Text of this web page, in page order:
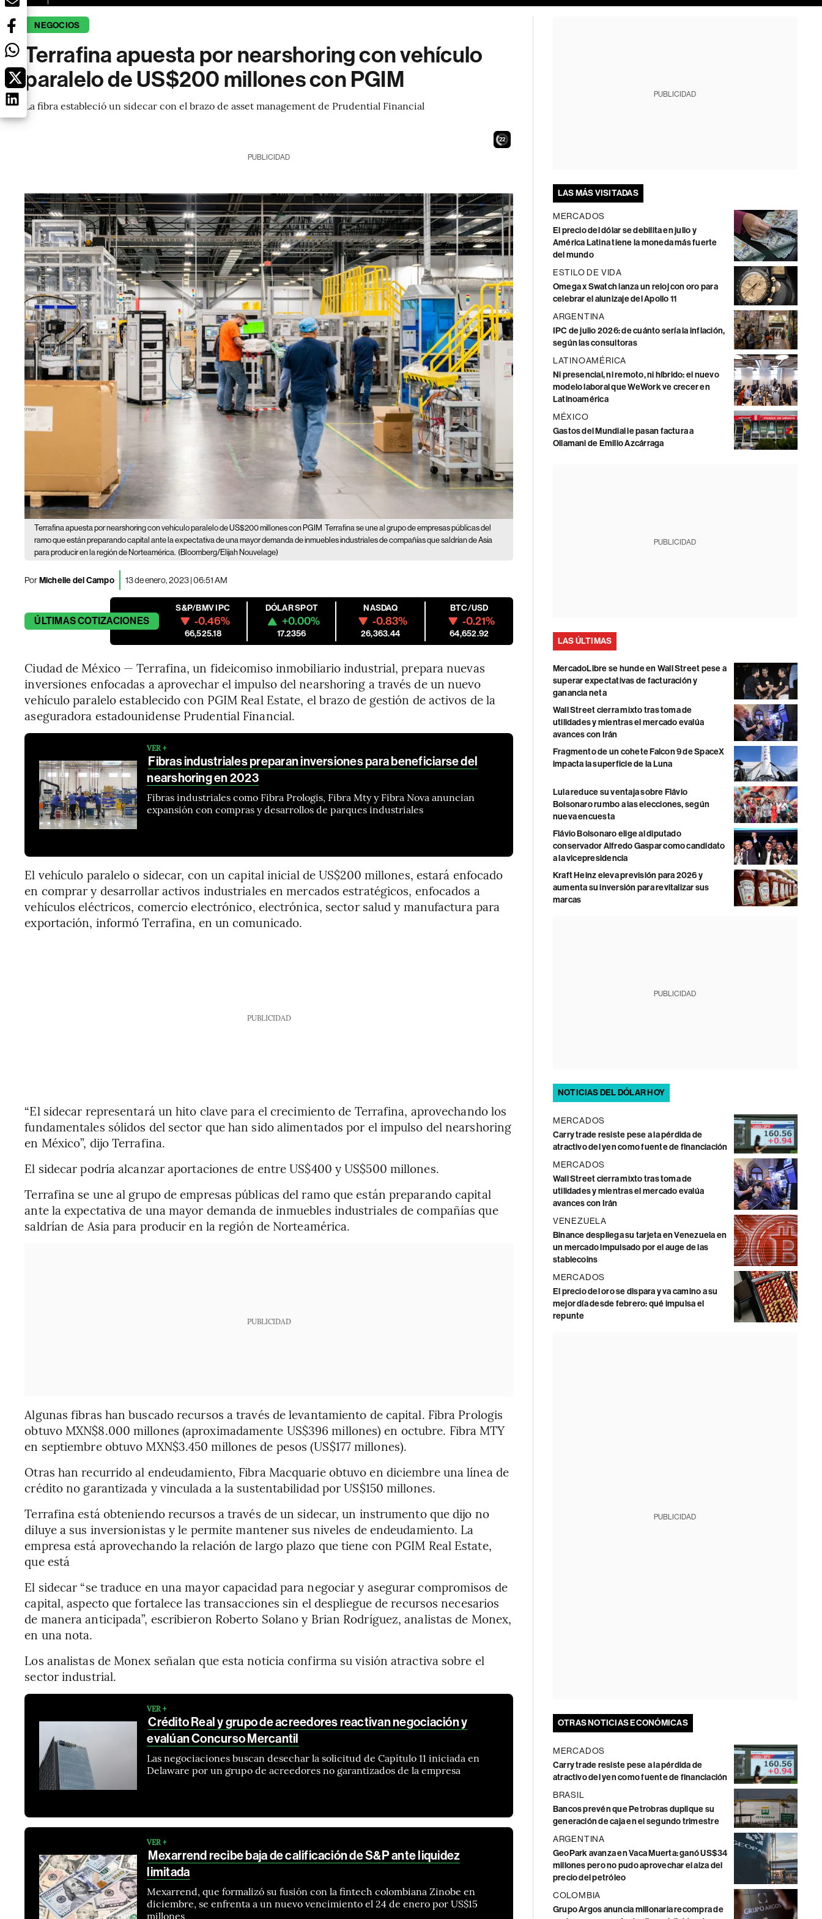
NEGOCIOS
Terrafina apuesta por nearshoring con vehículo
paralelo de US$200 millones con PGIM
La fibra estableció un sidecar con el brazo de asset management de Prudential Financial
21
PUBLICIDAD
Terrafina apuesta por nearshoring con vehículo paralelo de US$200 millones con PGIM Terrafina se une al grupo de empresas públicas del
ramo que están preparando capital ante la expectativa de una mayor demanda de inmuebles industriales de compañías que saldrían de Asia
para producir en la región de Norteamérica. (Bloomberg/Elijah Nouvelage)
PorMichelle del Campo 13 de enero, 2023 | 06:51 AM
ÚLTIMASCOTIZACIONES
S&P/BMV IPC
-0.46%
66,525.18
DÓLAR SPOT
+0.00%
17.2356
NASDAQ
-0.83%
26,363.44
BTC/USD
-0.21%
64,652.92
Ciudad de México — Terrafina, un fideicomiso inmobiliario industrial, prepara nuevas
inversiones enfocadas a aprovechar el impulso del nearshoring a través de un nuevo
vehículo paralelo establecido con PGIM Real Estate, el brazo de gestión de activos de la
aseguradora estadounidense Prudential Financial.
VER +
Fibras industriales preparan inversiones para beneficiarse del
nearshoring en 2023
Fibras industriales como Fibra Prologis, Fibra Mty y Fibra Nova anuncian
expansión con compras y desarrollos de parques industriales
El vehículo paralelo o sidecar, con un capital inicial de US$200 millones, estará enfocado
en comprar y desarrollar activos industriales en mercados estratégicos, enfocados a
vehículos eléctricos, comercio electrónico, electrónica, sector salud y manufactura para
exportación, informó Terrafina, en un comunicado.
PUBLICIDAD
“El sidecar representará un hito clave para el crecimiento de Terrafina, aprovechando los
fundamentales sólidos del sector que han sido alimentados por el impulso del nearshoring
en México”, dijo Terrafina.
El sidecar podría alcanzar aportaciones de entre US$400 y US$500 millones.
Terrafina se une al grupo de empresas públicas del ramo que están preparando capital
ante la expectativa de una mayor demanda de inmuebles industriales de compañías que
saldrían de Asia para producir en la región de Norteamérica.
PUBLICIDAD
Algunas fibras han buscado recursos a través de levantamiento de capital. Fibra Prologis
obtuvo MXN$8.000 millones (aproximadamente US$396 millones) en octubre. Fibra MTY
en septiembre obtuvo MXN$3.450 millones de pesos (US$177 millones).
Otras han recurrido al endeudamiento, Fibra Macquarie obtuvo en diciembre una línea de
crédito no garantizada y vinculada a la sustentabilidad por US$150 millones.
Terrafina está obteniendo recursos a través de un sidecar, un instrumento que dijo no
diluye a sus inversionistas y le permite mantener sus niveles de endeudamiento. La
empresa está aprovechando la relación de largo plazo que tiene con PGIM Real Estate,
que está
El sidecar “se traduce en una mayor capacidad para negociar y asegurar compromisos de
capital, aspecto que fortalece las transacciones sin el despliegue de recursos necesarios
de manera anticipada”, escribieron Roberto Solano y Brian Rodríguez, analistas de Monex,
en una nota.
Los analistas de Monex señalan que esta noticia confirma su visión atractiva sobre el
sector industrial.
VER +
Crédito Real y grupo de acreedores reactivan negociación y
evalúan Concurso Mercantil
Las negociaciones buscan desechar la solicitud de Capítulo 11 iniciada en
Delaware por un grupo de acreedores no garantizados de la empresa
VER +
Mexarrend recibe baja de calificación de S&P ante liquidez
limitada
Mexarrend, que formalizó su fusión con la fintech colombiana Zinobe en
diciembre, se enfrenta a un nuevo vencimiento el 24 de enero por US$15
millones
PUBLICIDAD
LAS MÁS VISITADAS
MERCADOS
El precio del dólar se debilita en julio y
América Latina tiene la moneda más fuerte
del mundo
ESTILO DE VIDA
Omega x Swatch lanza un reloj con oro para
celebrar el alunizaje del Apollo 11
ARGENTINA
IPC de julio 2026: de cuánto sería la inflación,
según las consultoras
LATINOAMÉRICA
Ni presencial, ni remoto, ni híbrido: el nuevo
modelo laboral que WeWork ve crecer en
Latinoamérica
MÉXICO
Gastos del Mundial le pasan factura a
Ollamani de Emilio Azcárraga
PUBLICIDAD
LAS ÚLTIMAS
MercadoLibre se hunde en Wall Street pese a
superar expectativas de facturación y
ganancia neta
Wall Street cierra mixto tras toma de
utilidades y mientras el mercado evalúa
avances con Irán
Fragmento de un cohete Falcon 9 de SpaceX
impacta la superficie de la Luna
Lula reduce su ventaja sobre Flávio
Bolsonaro rumbo a las elecciones, según
nueva encuesta
Flávio Bolsonaro elige al diputado
conservador Alfredo Gaspar como candidato
a la vicepresidencia
Kraft Heinz eleva previsión para 2026 y
aumenta su inversión para revitalizar sus
marcas
PUBLICIDAD
NOTICIAS DEL DÓLAR HOY
MERCADOS
Carry trade resiste pese a la pérdida de
atractivo del yen como fuente de financiación
MERCADOS
Wall Street cierra mixto tras toma de
utilidades y mientras el mercado evalúa
avances con Irán
VENEZUELA
Binance despliega su tarjeta en Venezuela en
un mercado impulsado por el auge de las
stablecoins
MERCADOS
El precio del oro se dispara y va camino a su
mejor día desde febrero: qué impulsa el
repunte
PUBLICIDAD
OTRAS NOTICIAS ECONÓMICAS
MERCADOS
Carry trade resiste pese a la pérdida de
atractivo del yen como fuente de financiación
BRASIL
Bancos prevén que Petrobras duplique su
generación de caja en el segundo trimestre
ARGENTINA
GeoPark avanza en Vaca Muerta: ganó US$34
millones pero no pudo aprovechar el alza del
precio del petróleo
COLOMBIA
Grupo Argos anuncia millonaria recompra de